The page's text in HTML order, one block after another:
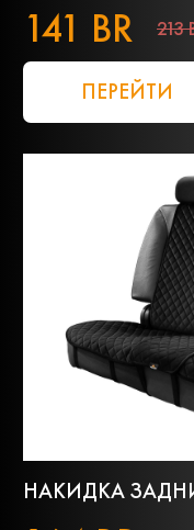
141 BR 213
ПЕРЕЙТИ
НАКИДКА